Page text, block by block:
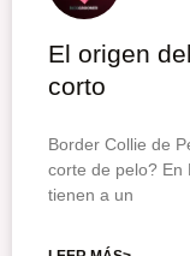
El origen
corto
Border Collie de
corte de pelo? En
tienen a un